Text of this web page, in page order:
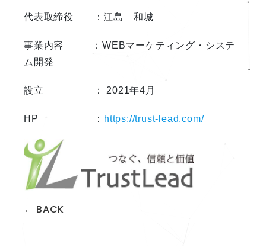
代表取締役 ：江島 和城
事業内容 ：WEBマーケティング・システ
ム開発
設立 ： 2021年4月
HP ： https://trust-lead.com/
← BACK